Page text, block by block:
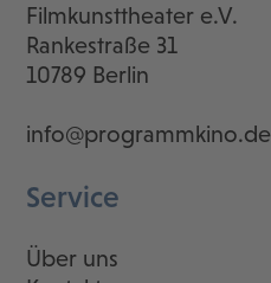
Filmkunsttheater e.V.
Rankestraße 31
10789 Berlin
info@programmkino.de
Service
Über uns